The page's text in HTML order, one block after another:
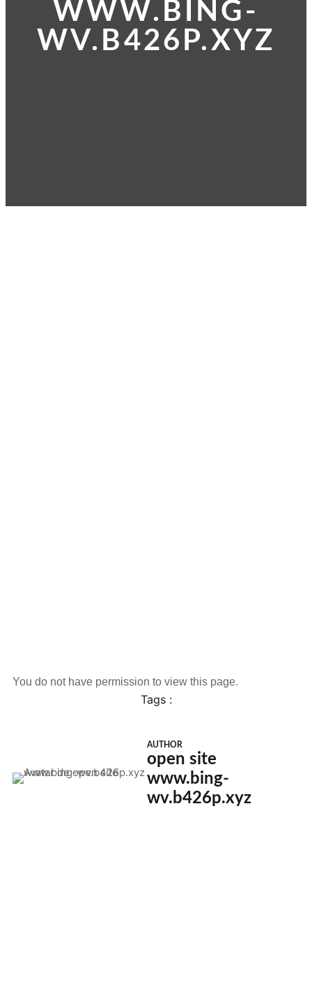
WWW.BING-
WV.B426P.XYZ
You do not have permission to view this page.
Tags :
AUTHOR
open site
www.bing-
wv.b426p.xyz